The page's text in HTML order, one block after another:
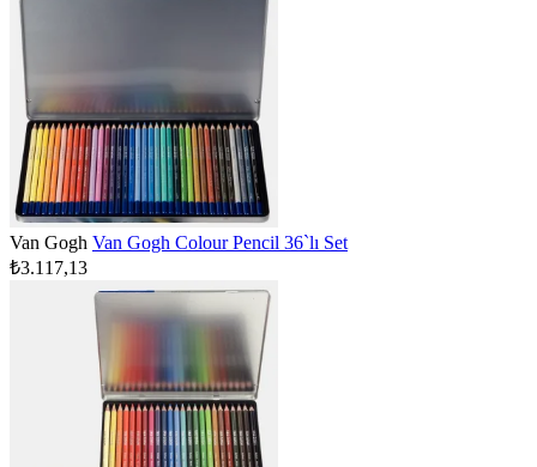
Van Gogh Van Gogh Colour Pencil 36`lı Set
₺3.117,13